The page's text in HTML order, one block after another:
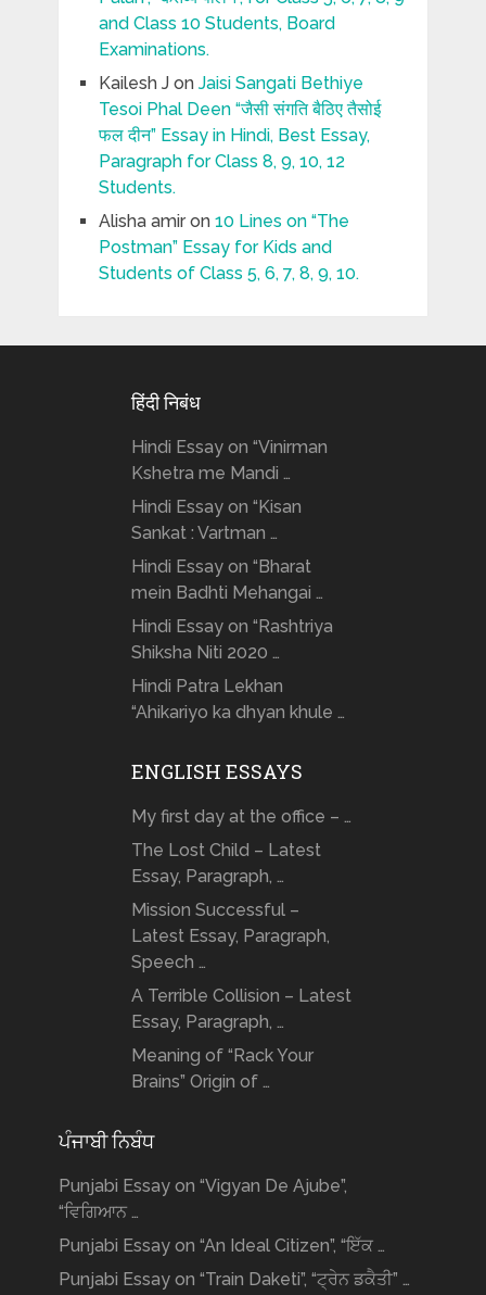
and Class 10 Students, Board
Examinations.
Kailesh Jon Jaisi Sangati Bethiye
Tesoi Phal Deen “जैसी संगति बैठिए तैसोई
फल दीन” Essay in Hindi, Best Essay,
Paragraph for Class 8, 9, 10, 12
Students.
Alisha amiron 10 Lines on “The
Postman” Essay for Kids and
Students of Class 5, 6, 7, 8, 9, 10.
हिंदी निबंध
Hindi Essay on “Vinirman
Kshetra me Mandi …
Hindi Essay on “Kisan
Sankat : Vartman …
Hindi Essay on “Bharat
mein Badhti Mehangai …
Hindi Essay on “Rashtriya
Shiksha Niti 2020 …
Hindi Patra Lekhan
“Ahikariyo ka dhyan khule …
ENGLISH ESSAYS
My first day at the office – …
The Lost Child – Latest
Essay, Paragraph, …
Mission Successful –
Latest Essay, Paragraph,
Speech …
A Terrible Collision – Latest
Essay, Paragraph, …
Meaning of “Rack Your
Brains” Origin of …
ਪੰਜਾਬੀ ਨਿਬੰਧ
Punjabi Essay on “Vigyan De Ajube”,
“ਵਿਗਿਆਨ …
Punjabi Essay on “An Ideal Citizen”, “ਇੱਕ …
Punjabi Essay on “Train Daketi”, “ਟ੍ਰੇਨ ਡਕੈਤੀ” …